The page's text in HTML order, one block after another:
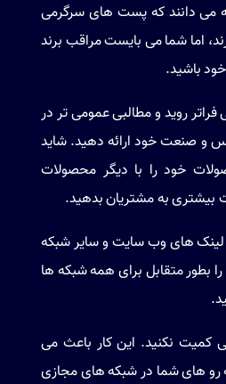
می دانند که پست های سرگرمی
اما شما می بایست مراقب برند
باشید.
روید و مطالبی عمومی تر در
و صنعت خود ارائه دهید. شاید
خود را با دیگر محصولات
بیشتری به مشتریان بدهید.
های وب سایت و سایر شبکه
بطور متقابل برای همه شبکه ها
کمیت نکنید. این کار باعث می
رو های شما در شبکه های مجازی